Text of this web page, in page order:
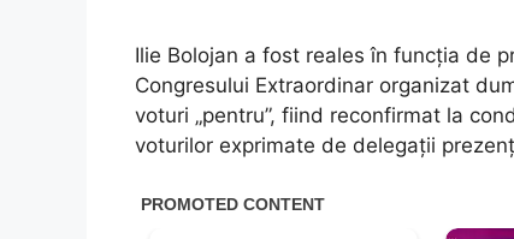
Ilie Bolojan a fost reales în funcția de
Congresului Extraordinar organizat
voturi „pentru”, fiind reconfirmat la
voturilor exprimate de delegații